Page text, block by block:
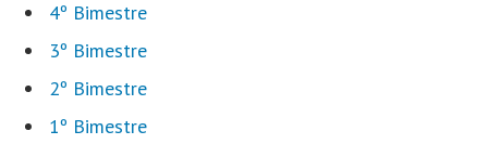
4º Bimestre
3º Bimestre
2º Bimestre
1º Bimestre